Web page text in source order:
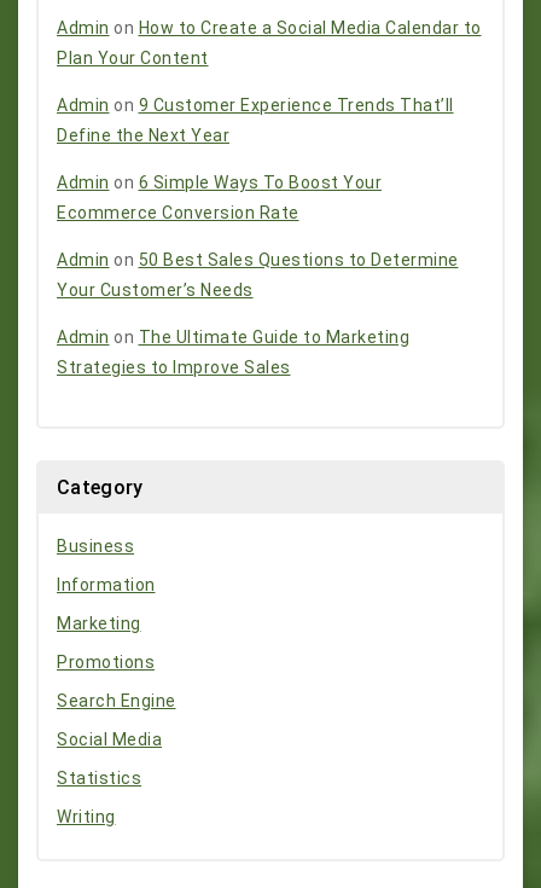
Admin on How to Create a Social Media Calendar to
Plan Your Content
Admin on 9 Customer Experience Trends That’ll
Define the Next Year
Admin on 6 Simple Ways To Boost Your
Ecommerce Conversion Rate
Admin on 50 Best Sales Questions to Determine
Your Customer’s Needs
Admin on The Ultimate Guide to Marketing
Strategies to Improve Sales
Category
Business
Information
Marketing
Promotions
Search Engine
Social Media
Statistics
Writing